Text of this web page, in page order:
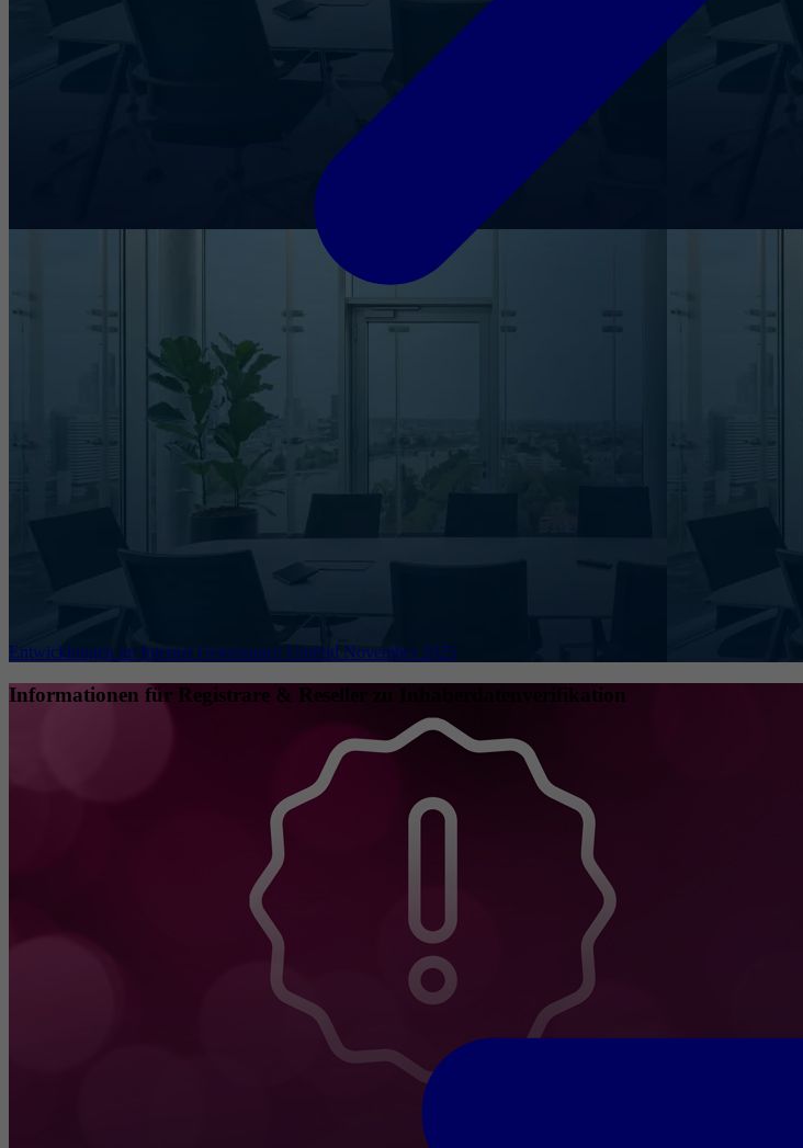
Entwicklungen im Internet Governance Umfeld November 2025
Informationen für Registrare & Reseller zu Inhaberdatenverifikation